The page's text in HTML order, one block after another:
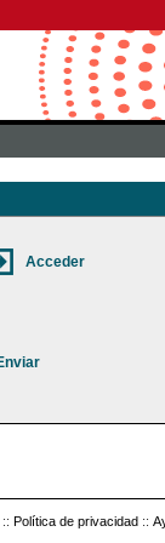
:: Política de privacidad ::